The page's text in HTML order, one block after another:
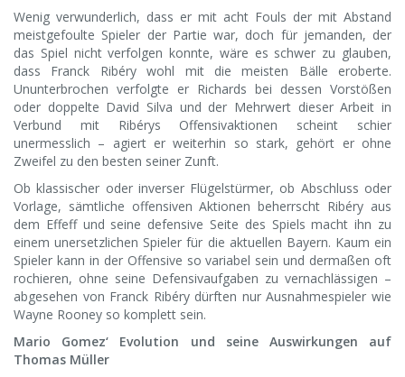
Wenig verwunderlich, dass er mit acht Fouls der mit Abstand
meistgefoulte Spieler der Partie war, doch für jemanden, der
das Spiel nicht verfolgen konnte, wäre es schwer zu glauben,
dass Franck Ribéry wohl mit die meisten Bälle eroberte.
Ununterbrochen verfolgte er Richards bei dessen Vorstößen
oder doppelte David Silva und der Mehrwert dieser Arbeit in
Verbund mit Ribérys Offensivaktionen scheint schier
unermesslich – agiert er weiterhin so stark, gehört er ohne
Zweifel zu den besten seiner Zunft.
Ob klassischer oder inverser Flügelstürmer, ob Abschluss oder
Vorlage, sämtliche offensiven Aktionen beherrscht Ribéry aus
dem Effeff und seine defensive Seite des Spiels macht ihn zu
einem unersetzlichen Spieler für die aktuellen Bayern. Kaum ein
Spieler kann in der Offensive so variabel sein und dermaßen oft
rochieren, ohne seine Defensivaufgaben zu vernachlässigen –
abgesehen von Franck Ribéry dürften nur Ausnahmespieler wie
Wayne Rooney so komplett sein.
Mario Gomez‘ Evolution und seine Auswirkungen auf
Thomas Müller